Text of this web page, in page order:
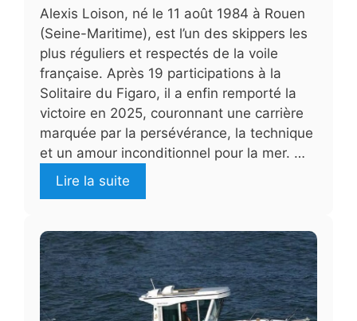
Alexis Loison, né le 11 août 1984 à Rouen
(Seine-Maritime), est l’un des skippers les
plus réguliers et respectés de la voile
française. Après 19 participations à la
Solitaire du Figaro, il a enfin remporté la
victoire en 2025, couronnant une carrière
marquée par la persévérance, la technique
et un amour inconditionnel pour la mer. …
Lire la suite